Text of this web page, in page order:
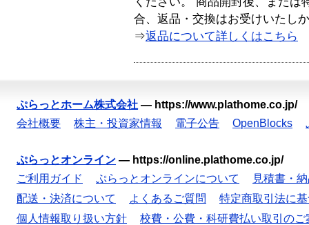
合、返品・交換はお受けいたし
⇒返品について詳しくはこちら
ぷらっとホーム株式会社 — https://www.plathome.co.jp/
会社概要
株主・投資家情報 電子公告 OpenBlocks
ぷらっとオンライン — https://online.plathome.co.jp/
ご利用ガイド
ぷらっとオンラインについて
見積書・
配送・決済について
よくあるご質問
特定商取引法に
個人情報取り扱い方針
校費・公費・科研費払い取引のご